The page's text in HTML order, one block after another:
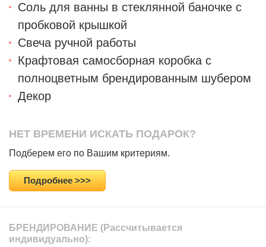
Соль для ванны в стеклянной баночке с
пробковой крышкой
Свеча ручной работы
Крафтовая самосборная коробка с
полноцветным брендированным шубером
Декор
НЕТ ВРЕМЕНИ ИСКАТЬ ПОДАРОК?
Подберем его по Вашим критериям.
Подробнее >>>
БРЕНДИРОВАНИЕ (Рассчитывается
индивидуально):